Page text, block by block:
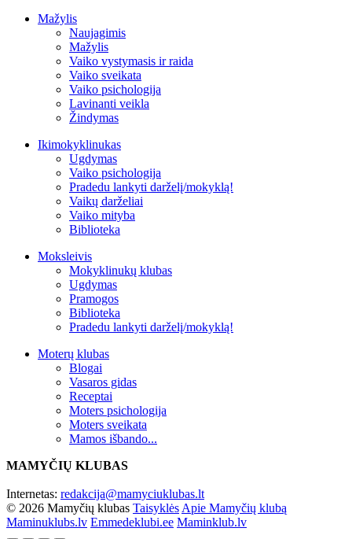
Mažylis
Naujagimis
Mažylis
Vaiko vystymasis ir raida
Vaiko sveikata
Vaiko psichologija
Lavinanti veikla
Žindymas
Ikimokyklinukas
Ugdymas
Vaiko psichologija
Pradedu lankyti darželį/mokyklą!
Vaikų darželiai
Vaiko mityba
Biblioteka
Moksleivis
Mokyklinukų klubas
Ugdymas
Pramogos
Biblioteka
Pradedu lankyti darželį/mokyklą!
Moterų klubas
Blogai
Vasaros gidas
Receptai
Moters psichologija
Moters sveikata
Mamos išbando...
MAMYČIŲ KLUBAS
Internetas: redakcija@mamyciuklubas.lt
© 2026 Mamyčių klubas Taisyklės Apie Mamyčių klubą
Maminuklubs.lv Emmedeklubi.ee Maminklub.lv